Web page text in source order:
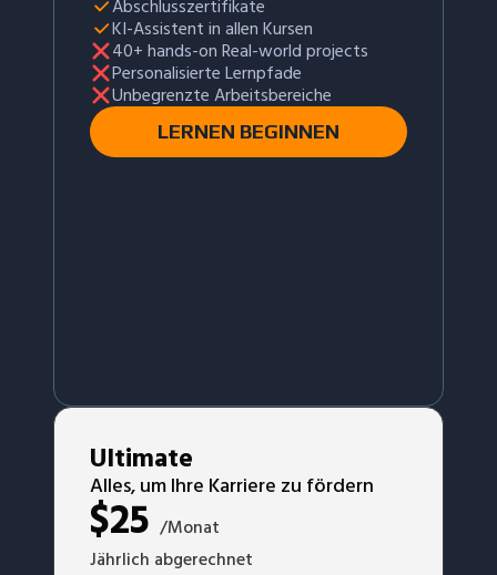
Abschlusszertifikate
KI-Assistent in allen Kursen
40+ hands-on Real-world projects
Personalisierte Lernpfade
Unbegrenzte Arbeitsbereiche
LERNEN BEGINNEN
Ultimate
Alles, um Ihre Karriere zu fördern
$25 /Monat
Jährlich abgerechnet